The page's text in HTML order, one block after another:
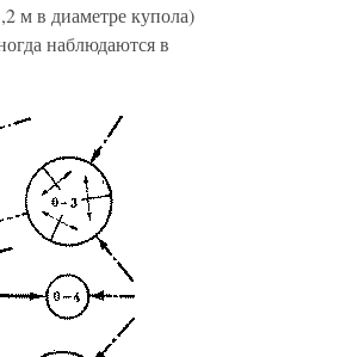
м в диаметре купола)
наблюдаются в